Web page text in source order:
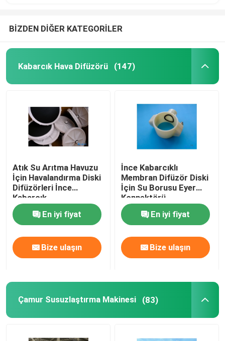
BİZDEN DİĞER KATEGORİLER
Kabarcık Hava Difüzörü (147)
Atık Su Arıtma Havuzu
İçin Havalandırma Diski
Difüzörleri İnce
Kabarcık
En iyi fiyat
Bize ulaşın
İnce Kabarcıklı
Membran Difüzör Diski
İçin Su Borusu Eyer
Konnektörü
En iyi fiyat
Bize ulaşın
Çamur Susuzlaştırma Makinesi (83)